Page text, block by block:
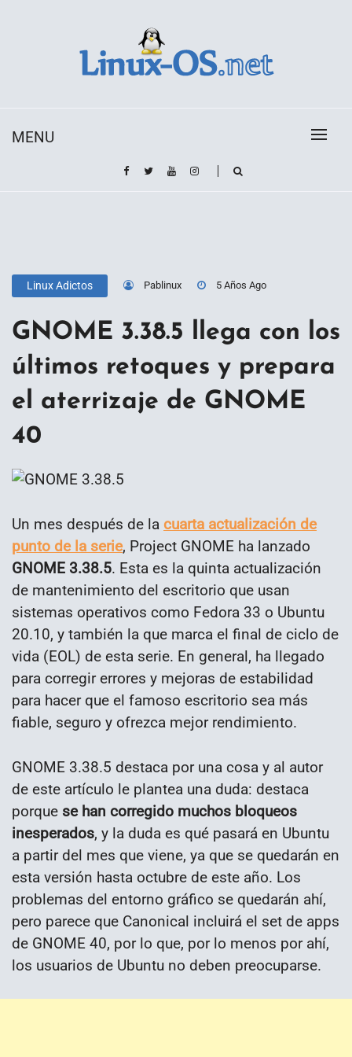
MENU
Linux Adictos Pablinux 5 Años Ago
GNOME 3.38.5 llega con los
últimos retoques y prepara
el aterrizaje de GNOME
40
Un mes después de la cuarta actualización de
punto de la serie, Project GNOME ha lanzado
GNOME 3.38.5. Esta es la quinta actualización
de mantenimiento del escritorio que usan
sistemas operativos como Fedora 33 o Ubuntu
20.10, y también la que marca el final de ciclo de
vida (EOL) de esta serie. En general, ha llegado
para corregir errores y mejoras de estabilidad
para hacer que el famoso escritorio sea más
fiable, seguro y ofrezca mejor rendimiento.
GNOME 3.38.5 destaca por una cosa y al autor
de este artículo le plantea una duda: destaca
porque se han corregido muchos bloqueos
inesperados, y la duda es qué pasará en Ubuntu
a partir del mes que viene, ya que se quedarán en
esta versión hasta octubre de este año. Los
problemas del entorno gráfico se quedarán ahí,
pero parece que Canonical incluirá el set de apps
de GNOME 40, por lo que, por lo menos por ahí,
los usuarios de Ubuntu no deben preocuparse.